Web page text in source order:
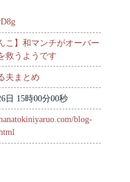
こ】和マンチがオーバー
救うようです
夫まとめ
日 15時00分00秒
blog-